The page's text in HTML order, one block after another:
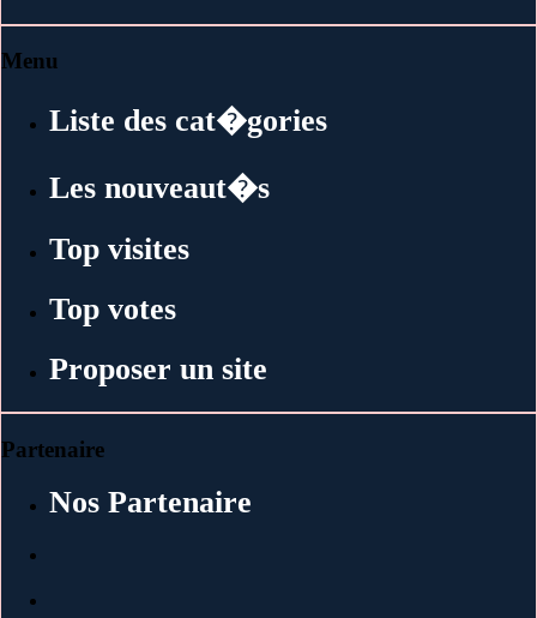
Menu
Liste des cat�gories
Les nouveaut�s
Top visites
Top votes
Proposer un site
Partenaire
Nos Partenaire